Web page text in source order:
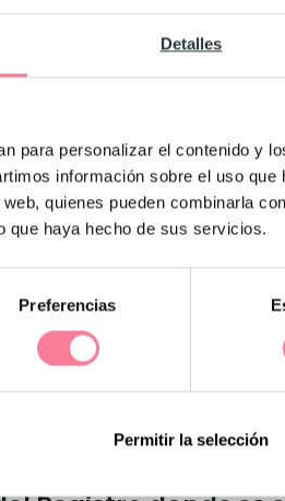
Detalles
para personalizar el contenido y
información sobre el uso
quienes pueden combinarla
que haya hecho de sus servicios.
Preferencias
Permitir la selección
que acudir con dos
la madre
legal de
y la nota de
o divorcio testimoniada y
testigos
de Familia donde conste
a partir de las 24
De no poder realizarse la
siempre y cuando